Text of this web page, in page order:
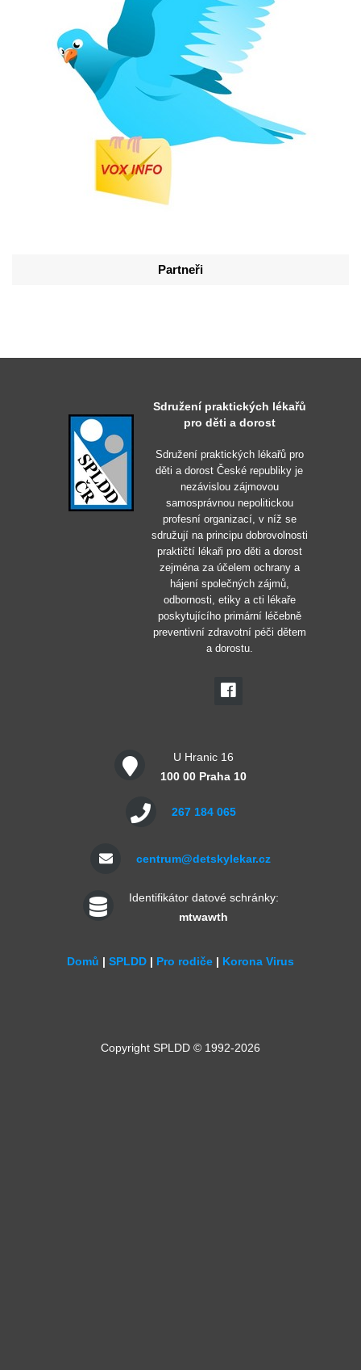
Partneři
Sdružení praktických lékařů
pro děti a dorost
Sdružení praktických lékařů pro
děti a dorost České republiky je
nezávislou zájmovou
samosprávnou nepolitickou
profesní organizací, v níž se
sdružují na principu dobrovolnosti
praktičtí lékaři pro děti a dorost
zejména za účelem ochrany a
hájení společných zájmů,
odbornosti, etiky a cti lékaře
poskytujícího primární léčebně
preventivní zdravotní péči dětem
a dorostu.
U Hranic 16
100 00 Praha 10
267 184 065
centrum@detskylekar.cz
Identifikátor datové schránky:
mtwawth
Domů | SPLDD | Pro rodiče | Korona Virus
Copyright SPLDD © 1992-2026